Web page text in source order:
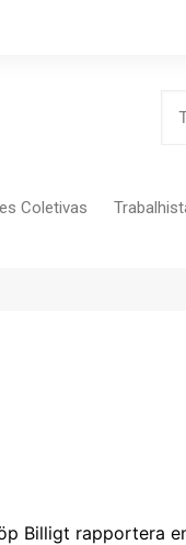
Coletivas
e Região
Billigt rapportera